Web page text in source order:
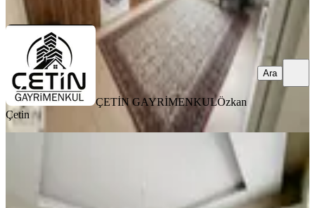
Ara
ÇETİN GAYRİMENKULÖzkan
Çetin
Ara
Amazon'dan Gözde Semtte Havuzlu
Site'de Sıfır Yapı Satılık Daire
Onikişubat, Yamaçtepe Mahallesi